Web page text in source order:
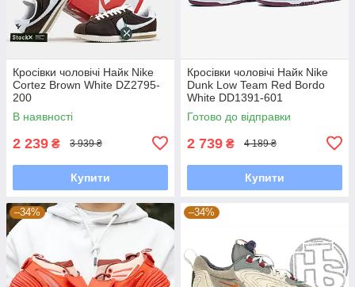
Кросівки чоловічі Найк Nike
Cortez Brown White DZ2795-
200
В наявності
2 239 ₴ 3 939 ₴
Купити
Кросівки чоловічі Найк Nike
Dunk Low Team Red Bordo
White DD1391-601
Готово до відправки
2 739 ₴ 4 189 ₴
Купити
–34% –34%